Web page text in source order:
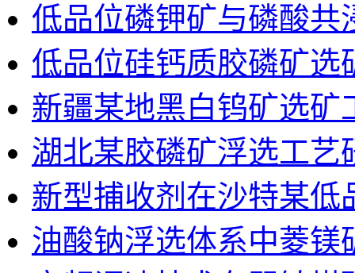
低品位磷钾矿与磷酸共
低品位硅钙质胶磷矿选
新疆某地黑白钨矿选矿
湖北某胶磷矿浮选工艺
新型捕收剂在沙特某
油酸钠浮选体系中菱镁